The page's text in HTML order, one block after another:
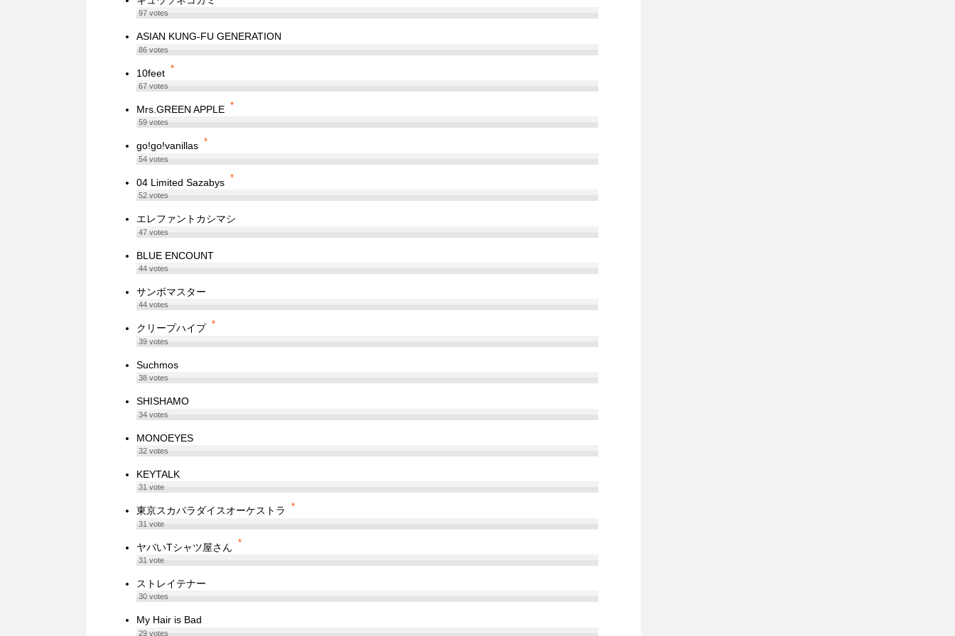
97votes
ASIAN KUNG-FU GENERATION
86votes
10feet *
67votes
Mrs.GREEN APPLE *
59votes
go!go!vanillas *
54votes
04 Limited Sazabys *
52votes
エレファントカシマシ
47votes
BLUE ENCOUNT
44votes
サンボマスター
44votes
クリープハイプ *
39votes
Suchmos
38votes
SHISHAMO
34votes
MONOEYES
32votes
KEYTALK
31vote
東京スカパラダイスオーケストラ *
31vote
ヤバいTシャツ屋さん *
31vote
ストレイテナー
30votes
My Hair is Bad
29votes